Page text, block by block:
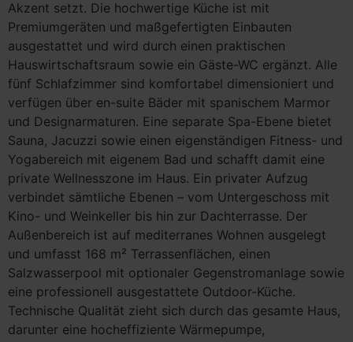
Akzent setzt. Die hochwertige Küche ist mit
Premiumgeräten und maßgefertigten Einbauten
ausgestattet und wird durch einen praktischen
Hauswirtschaftsraum sowie ein Gäste-WC ergänzt. Alle
fünf Schlafzimmer sind komfortabel dimensioniert und
verfügen über en-suite Bäder mit spanischem Marmor
und Designarmaturen. Eine separate Spa-Ebene bietet
Sauna, Jacuzzi sowie einen eigenständigen Fitness- und
Yogabereich mit eigenem Bad und schafft damit eine
private Wellnesszone im Haus. Ein privater Aufzug
verbindet sämtliche Ebenen – vom Untergeschoss mit
Kino- und Weinkeller bis hin zur Dachterrasse. Der
Außenbereich ist auf mediterranes Wohnen ausgelegt
und umfasst 168 m² Terrassenflächen, einen
Salzwasserpool mit optionaler Gegenstromanlage sowie
eine professionell ausgestattete Outdoor-Küche.
Technische Qualität zieht sich durch das gesamte Haus,
darunter eine hocheffiziente Wärmepumpe,